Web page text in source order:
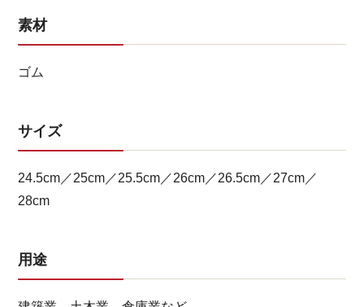
素材
ゴム
サイズ
24.5cm／25cm／25.5cm／26cm／26.5cm／27cm／
28cm
用途